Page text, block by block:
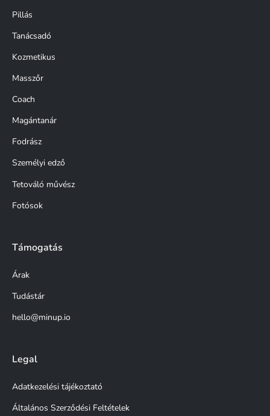
Pillás
Tanácsadó
Kozmetikus
Masszőr
Coach
Magántanár
Fodrász
Személyi edző
Tetováló művész
Fotósok
Támogatás
Árak
Tudástár
hello@minup.io
Legal
Adatkezelési tájékoztató
Általános Szerződési Feltételek